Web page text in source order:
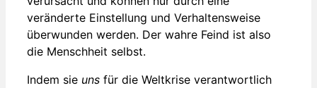
veränderte Einstellung und Verhaltensweise
überwunden werden. Der wahre Feind ist also
die Menschheit selbst.
Indem sie uns für die Weltkrise verantwortlich